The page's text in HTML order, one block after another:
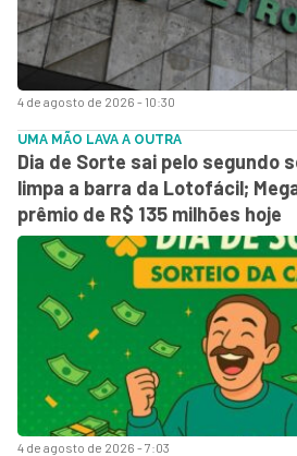
4 de agosto de 2026 - 10:30
4 de agosto de 2026 - 7:03
UMA MÃO LAVA A OUTRA
Dia de Sorte sai pelo segundo
limpa a barra da Lotofácil;
prêmio de R$ 135 milhões hoje